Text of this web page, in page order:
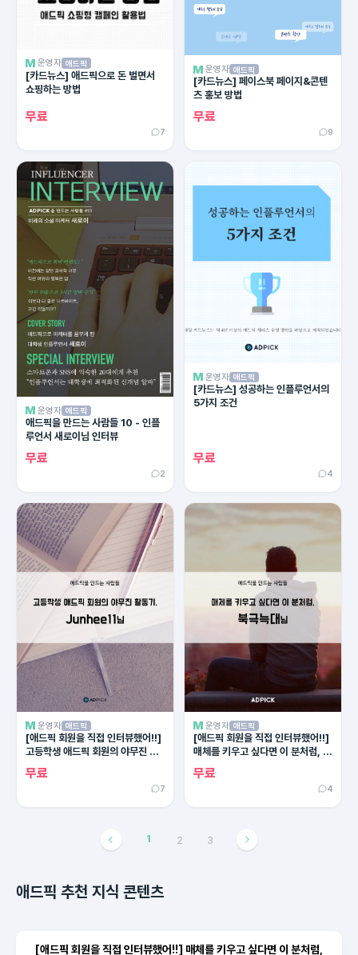
운영자 애드픽
[카드뉴스] 애드픽으로 돈 벌면서
쇼핑하는 방법
무료
7
운영자 애드픽
[카드뉴스] 페이스북 페이지&콘텐
츠 홍보 방법
무료
9
운영자 애드픽
애드픽을 만드는 사람들 10 - 인플
루언서 새로이님 인터뷰
무료
2
운영자 애드픽
[카드뉴스] 성공하는 인플루언서의
5가지 조건
무료
4
운영자 애드픽
[애드픽 회원을 직접 인터뷰했어!!]
고등학생 애드픽 회원의 야무진 활
동기, Junhee 11님
무료
7
운영자 애드픽
[애드픽 회원을 직접 인터뷰했어!!]
매체를 키우고 싶다면 이 분처럼, 북
극늑대님
무료
4
1 2 3
애드픽 추천 지식 콘텐츠
[애드픽 회원을 직접 인터뷰했어!!] 매체를 키우고 싶다면 이 분처럼,